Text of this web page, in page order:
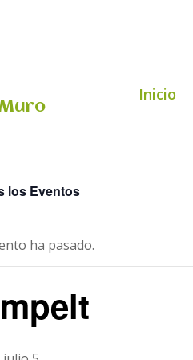
Inicio
los Eventos
ha pasado.